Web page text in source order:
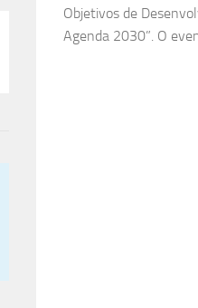
Objetivos de
Agenda 2030”. O